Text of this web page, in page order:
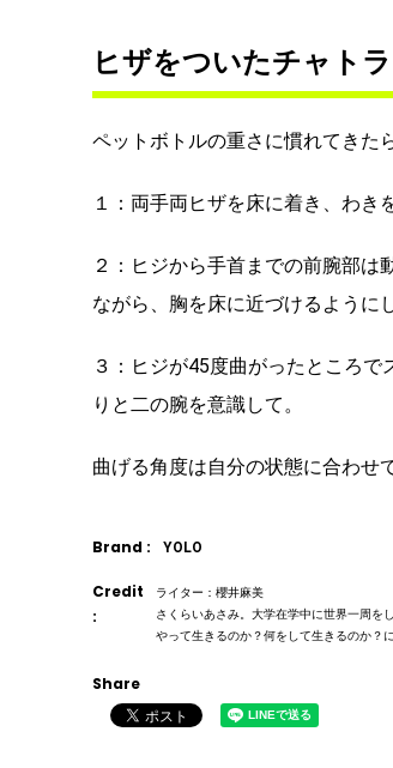
ヒザをついたチャト
ペットボトルの重さに慣れてきた
１：両手両ヒザを床に着き、わき
２：ヒジから手首までの前腕部は
ながら、胸を床に近づけるように
３：ヒジが45度曲がったところ
りと二の腕を意識して。
曲げる角度は自分の状態に合わせ
Brand : YOLO
Credit
:
ライター：櫻井麻美
さくらいあさみ。大学在学中に世界一周を
やって生きるのか？何をして生きるのか？
Share